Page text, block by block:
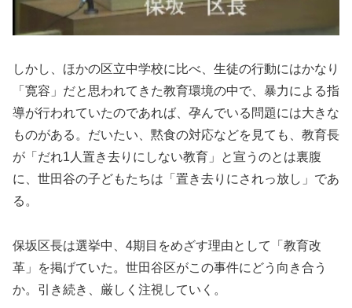
しかし、ほかの区立中学校に比べ、生徒の行動にはかなり
「寛容」だと思われてきた教育環境の中で、暴力による指
導が行われていたのであれば、孕んでいる問題には大きな
ものがある。だいたい、黙食の対応などを見ても、教育長
が「だれ1人置き去りにしない教育」と宣うのとは裏腹
に、世田谷の子どもたちは「置き去りにされっ放し」であ
る。
保坂区長は選挙中、4期目をめざす理由として「教育改
革」を掲げていた。世田谷区がこの事件にどう向き合う
か。引き続き、厳しく注視していく。